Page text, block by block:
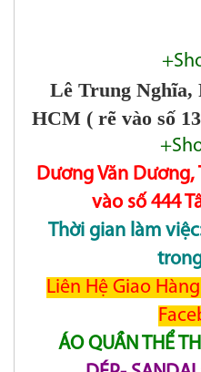
+Shop
Lê Trung Nghĩa,
HCM ( rẽ vào số
+Shop
Dương Văn Dương,
vào số 444
Thời gian làm
Liên Hệ Giao
ÁO QUẦN THỂ